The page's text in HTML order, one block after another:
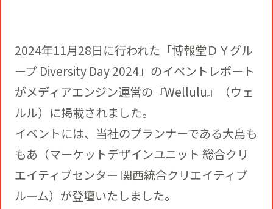
ビジネスデベロップメント
マーケティング
クリエイティブ
方針
推進体制
環境
社会
社長メッセージ
会社概要
当社の歩み
役員一覧
RECRUIT
新卒採用
通年採用
カムバック採用
トップへ
2024年11月28日に行われた「博報堂ＤＹグル
ープ Diversity Day 2024」のイベントレポート
がメディアエンジン運営の『Wellulu』（ウェ
ルル）に掲載されました。
イベントには、当社のプランナーである大島も
もあ（マーケットデザインユニット 総合クリ
エイティブセンター 関西統合クリエイティブ
ルーム）が登壇いたしました。